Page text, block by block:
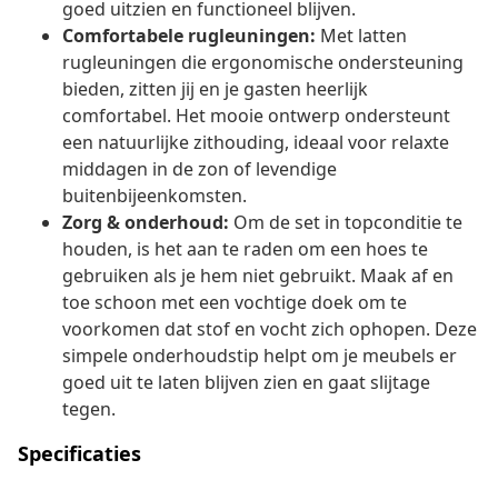
goed uitzien en functioneel blijven.
Comfortabele rugleuningen: Met latten
rugleuningen die ergonomische ondersteuning
bieden, zitten jij en je gasten heerlijk
comfortabel. Het mooie ontwerp ondersteunt
een natuurlijke zithouding, ideaal voor relaxte
middagen in de zon of levendige
buitenbijeenkomsten.
Zorg & onderhoud: Om de set in topconditie te
houden, is het aan te raden om een hoes te
gebruiken als je hem niet gebruikt. Maak af en
toe schoon met een vochtige doek om te
voorkomen dat stof en vocht zich ophopen. Deze
simpele onderhoudstip helpt om je meubels er
goed uit te laten blijven zien en gaat slijtage
tegen.
Specificaties